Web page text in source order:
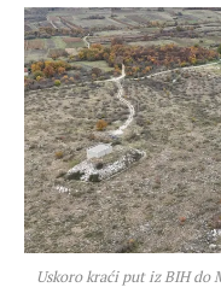
Uskoro kraći put iz BIH do